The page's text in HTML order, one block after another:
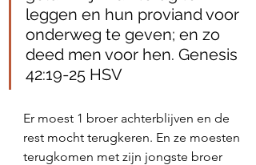
leggen en hun proviand voor
onderweg te geven; en zo
deed men voor hen. Genesis
42:19‭-‬25 HSV
Er moest 1 broer achterblijven en de
rest mocht terugkeren. En ze moesten
terugkomen met zijn jongste broer